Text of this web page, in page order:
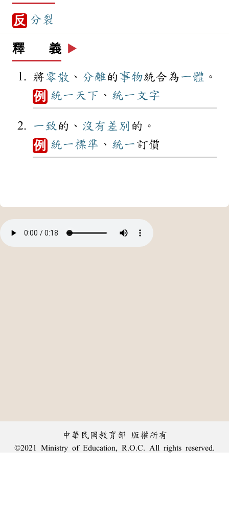
反 分裂
釋 義 ▶️
將 零散 、 分離的 事物統合為一體 。
例 統一 天下 、 統一 文字
一致 的、 沒有 差別 的。
例 統一標準 、 統一訂價
中華民國教育部 版權所有
©2021 Ministry of Education, R.O.C. All rights reserved.